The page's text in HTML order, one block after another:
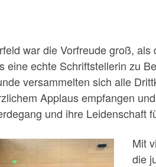
war die Vorfreude groß, als
eine echte Schriftstellerin zu
versammelten sich alle
Applaus empfangen
und ihre Leidenschaft
Mit
die